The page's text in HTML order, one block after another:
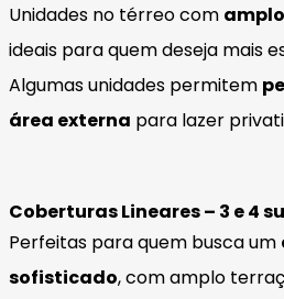
Unidades no térreo com
ideais para quem deseja mais
Algumas unidades permitem
área externa para lazer
Coberturas Lineares – 3 e 4
Perfeitas para quem busca um
sofisticado, com amplo